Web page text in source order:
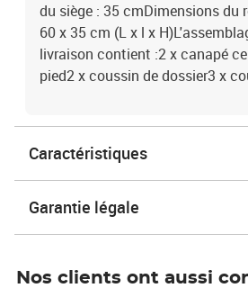
du siège : 35 cmDimensions du
60 x 35 cm (L x l x
livraison contient :2 x canapé
pied2 x coussin de dossier3 x
Caractéristiques
Garantie légale
Nos clients ont aussi